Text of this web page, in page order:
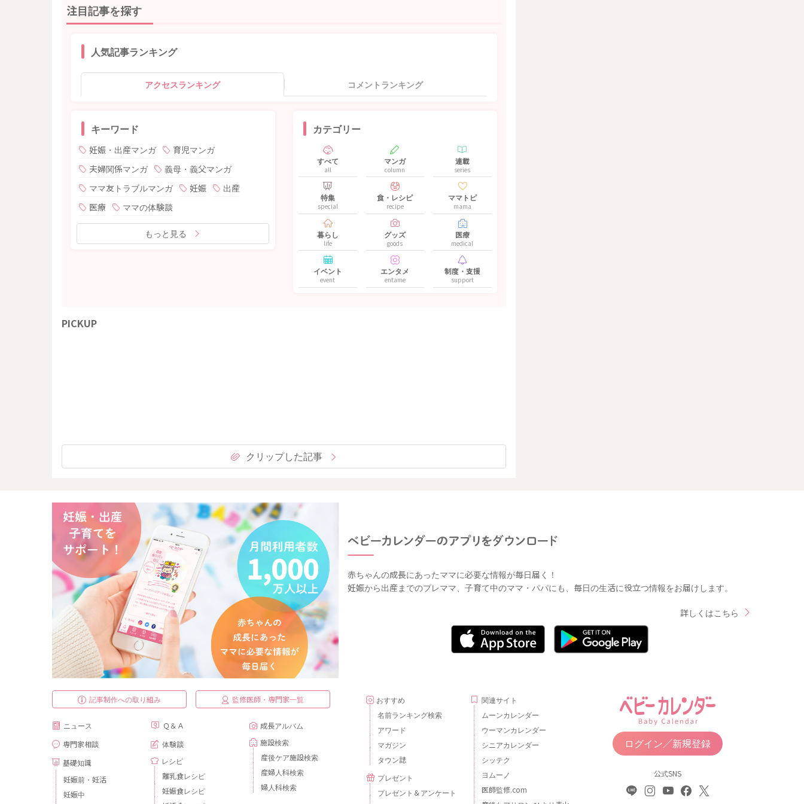
注目記事を探す
人気記事ランキング
アクセスランキング コメントランキング
キーワード
妊娠・出産マンガ
育児マンガ
夫婦関係マンガ
義母・義父マンガ
ママ友トラブルマンガ
妊娠
出産
医療
ママの体験談
もっと見る
カテゴリー
すべて
all
マンガ
column
連載
series
特集
special
食・レシピ
recipe
ママトピ
mama
暮らし
life
グッズ
goods
医療
medical
イベント
event
エンタメ
entame
制度・支援
support
PICKUP
クリップした記事
赤ちゃんの成長にあったママに必要な情報が毎日届く！
妊娠から出産までのプレママ、子育て中のママ・パパにも、毎日の生活に役立つ情報をお届けします。
詳しくはこちら
記事制作への取り組み 監修医師・専門家一覧
ニュース
専門家相談
基礎知識
妊娠前・妊活
妊娠中
Ｑ＆Ａ
体験談
レシピ
離乳食レシピ
妊娠食レシピ
成長アルバム
施設検索
産後ケア施設検索
産婦人科検索
婦人科検索
おすすめ
名前ランキング検索
アワード
マガジン
タウン誌
プレゼント
プレゼント＆アンケート
関連サイト
ムーンカレンダー
ウーマンカレンダー
シニアカレンダー
シッテク
ヨムーノ
医師監修.com
ログイン／新規登録
公式SNS